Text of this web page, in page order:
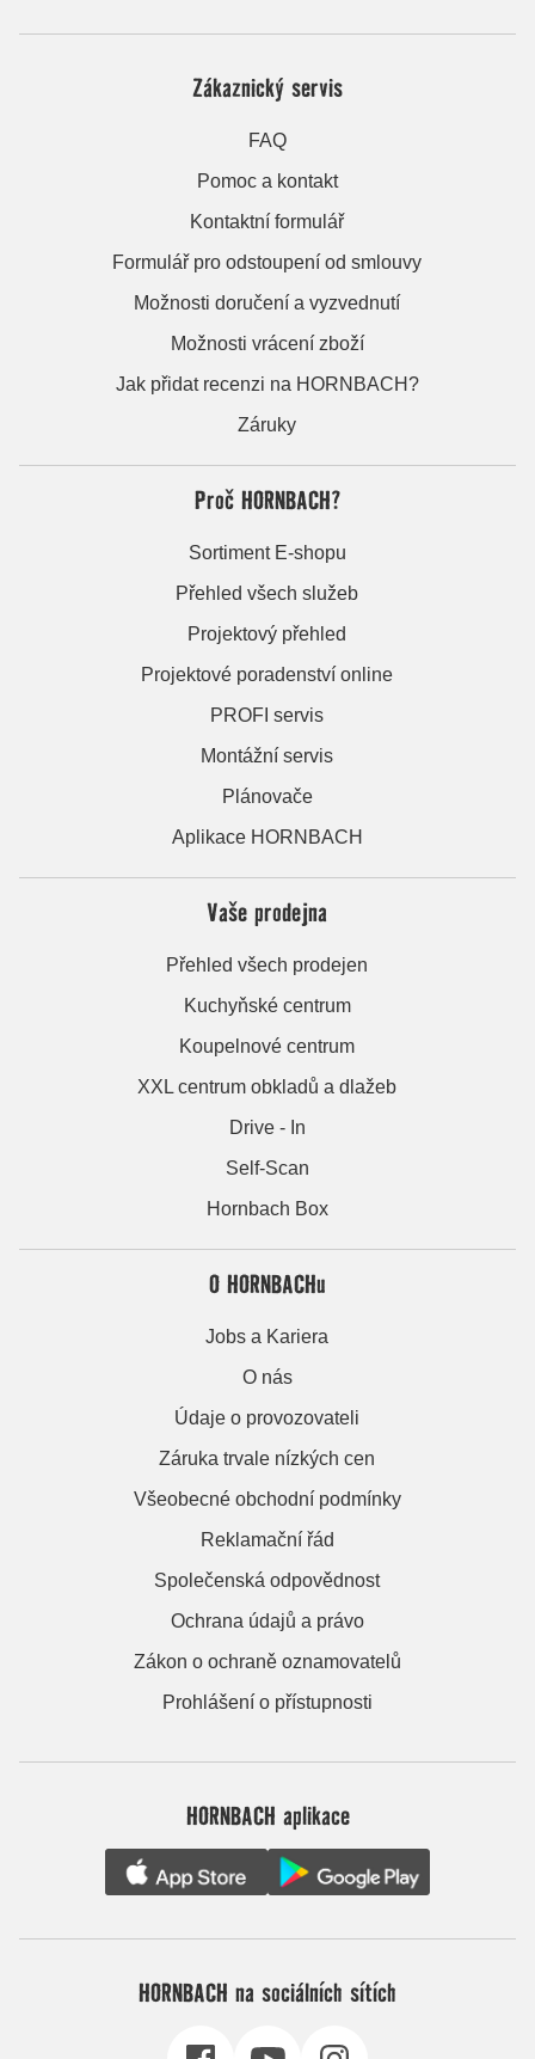
Zákaznický servis
FAQ
Pomoc a kontakt
Kontaktní formulář
Formulář pro odstoupení od smlouvy
Možnosti doručení a vyzvednutí
Možnosti vrácení zboží
Jak přidat recenzi na HORNBACH?
Záruky
Proč HORNBACH?
Sortiment E-shopu
Přehled všech služeb
Projektový přehled
Projektové poradenství online
PROFI servis
Montážní servis
Plánovače
Aplikace HORNBACH
Vaše prodejna
Přehled všech prodejen
Kuchyňské centrum
Koupelnové centrum
XXL centrum obkladů a dlažeb
Drive - In
Self-Scan
Hornbach Box
O HORNBACHu
Jobs a Kariera
O nás
Údaje o provozovateli
Záruka trvale nízkých cen
Všeobecné obchodní podmínky
Reklamační řád
Společenská odpovědnost
Ochrana údajů a právo
Zákon o ochraně oznamovatelů
Prohlášení o přístupnosti
HORNBACH aplikace
HORNBACH na sociálních sítích